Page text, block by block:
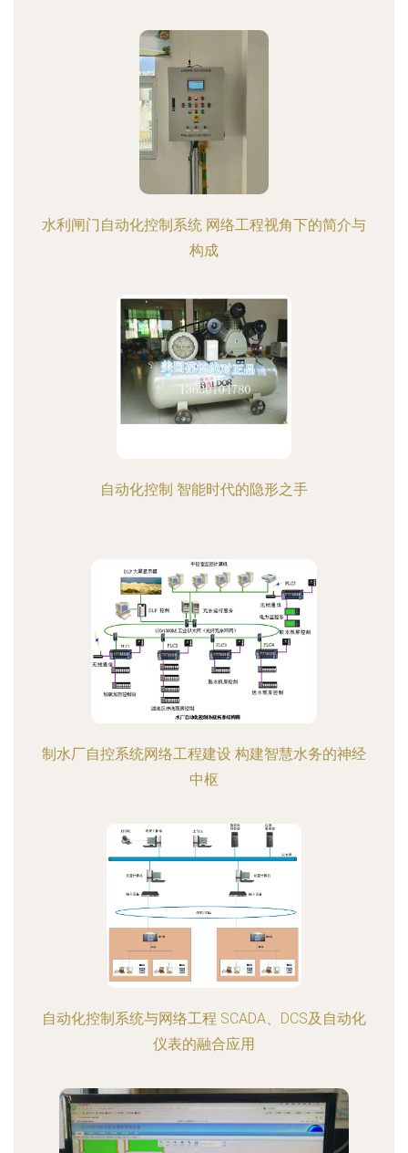
水利闸门自动化控制系统 网络工程视角下的简介与
构成
自动化控制 智能时代的隐形之手
制水厂自控系统网络工程建设 构建智慧水务的神经
中枢
自动化控制系统与网络工程 SCADA、DCS及自动化
仪表的融合应用